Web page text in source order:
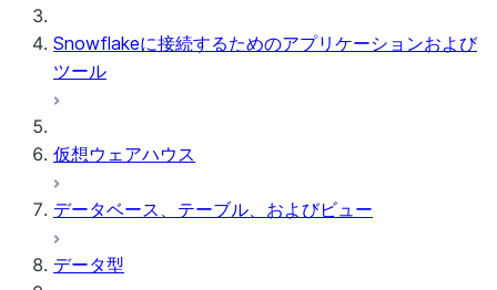
Snowflakeに接続するためのアプリケーションおよび
ツール
仮想ウェアハウス
データベース、テーブル、およびビュー
データ型